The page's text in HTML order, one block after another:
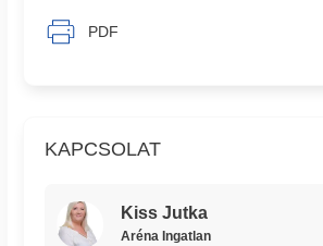
KAPCSOLAT
Kiss Jutka
Aréna Ingatlan
PDF